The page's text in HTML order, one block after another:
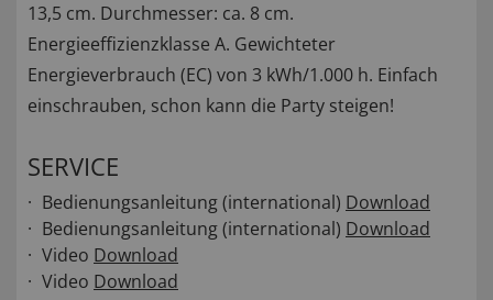
13,5 cm. Durchmesser: ca. 8 cm.
Energieeffizienzklasse A. Gewichteter
Energieverbrauch (EC) von 3 kWh/1.000 h. Einfach
einschrauben, schon kann die Party steigen!
SERVICE
Bedienungsanleitung (international) Download
Bedienungsanleitung (international) Download
Video Download
Video Download